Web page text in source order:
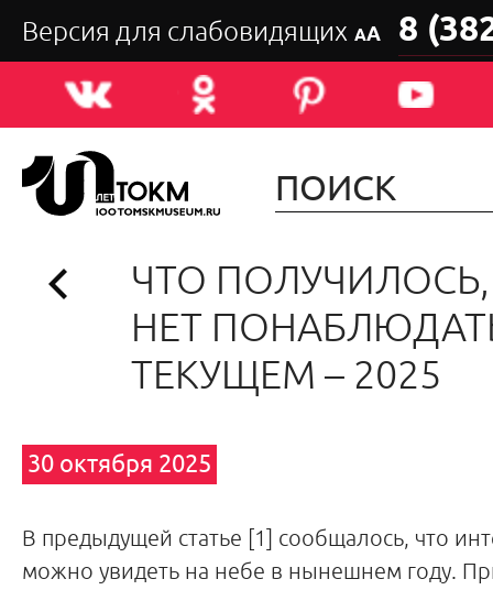
Версия для слабовидящих АА 8
ЧТО
НЕТ
ТЕКУЩЕМ – 2025
30 октября 2025
В предыдущей статье [1] сообщалось, что
можно увидеть на небе в нынешнем году.